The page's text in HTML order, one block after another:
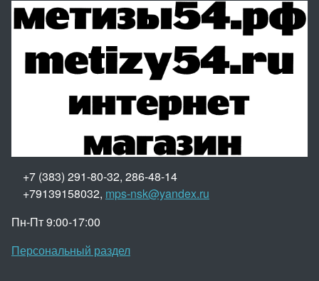
+7 (383) 291-80-32, 286-48-14
+79139158032, mps-nsk@yandex.ru
Пн-Пт 9:00-17:00
Персональный раздел